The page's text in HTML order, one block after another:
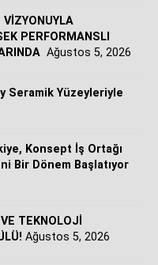
uygulama
ve entegre sistem
Müşterilerimiz
tamamını
üzerinden, yüksek
çözümlerini
VİZYONUYLA
PERFORMANSLI
Ağustos 5, 2026
Seramik Yüzeyleriyle
Konsept İş Ortağı
Bir Dönem Başlatıyor
TEKNOLOJİ
Ağustos 5, 2026